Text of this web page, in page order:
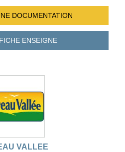
DOCUMENTATION
ENSEIGNE
VALLEE